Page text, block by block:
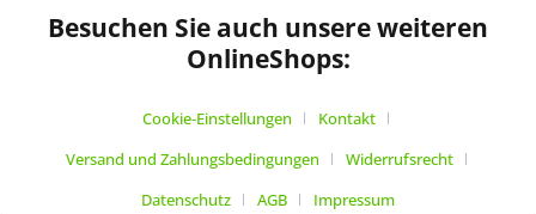
Besuchen Sie auch unsere weiteren
OnlineShops:
Cookie-Einstellungen
Kontakt
Versand und Zahlungsbedingungen
Widerrufsrecht
Datenschutz
AGB Impressum